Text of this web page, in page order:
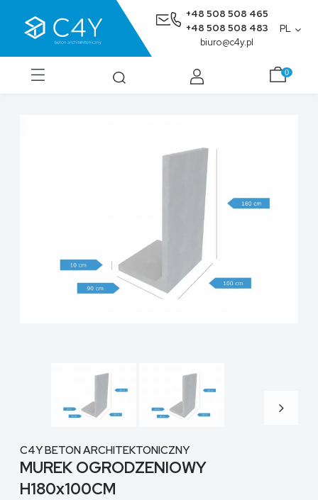
+48 508 508 465
+48 508 508 483
biuro@c4y.pl
PL
C4Y BETON ARCHITEKTONICZNY
MUREK OGRODZENIOWY
H180x100CM